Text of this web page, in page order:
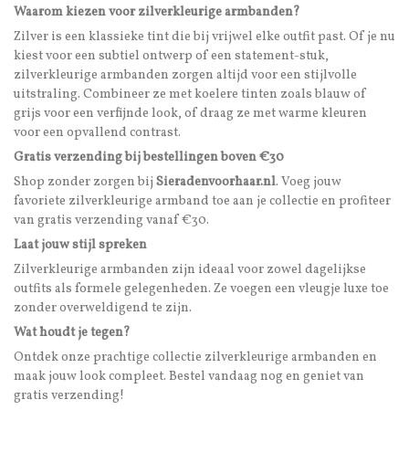
Waarom kiezen voor zilverkleurige armbanden?
Zilver is een klassieke tint die bij vrijwel elke outfit past. Of je nu
kiest voor een subtiel ontwerp of een statement-stuk,
zilverkleurige armbanden zorgen altijd voor een stijlvolle
uitstraling. Combineer ze met koelere tinten zoals blauw of
grijs voor een verfijnde look, of draag ze met warme kleuren
voor een opvallend contrast.
Gratis verzending bij bestellingen boven €30
Shop zonder zorgen bij Sieradenvoorhaar.nl. Voeg jouw
favoriete zilverkleurige armband toe aan je collectie en profiteer
van gratis verzending vanaf €30.
Laat jouw stijl spreken
Zilverkleurige armbanden zijn ideaal voor zowel dagelijkse
outfits als formele gelegenheden. Ze voegen een vleugje luxe toe
zonder overweldigend te zijn.
Wat houdt je tegen?
Ontdek onze prachtige collectie zilverkleurige armbanden en
maak jouw look compleet. Bestel vandaag nog en geniet van
gratis verzending!